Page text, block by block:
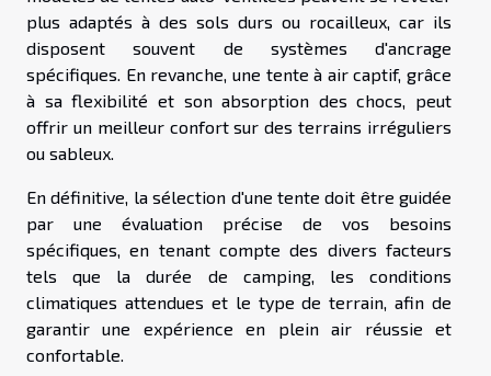
plus adaptés à des sols durs ou rocailleux, car ils
disposent souvent de systèmes d'ancrage
spécifiques. En revanche, une tente à air captif, grâce
à sa flexibilité et son absorption des chocs, peut
offrir un meilleur confort sur des terrains irréguliers
ou sableux.
En définitive, la sélection d'une tente doit être guidée
par une évaluation précise de vos besoins
spécifiques, en tenant compte des divers facteurs
tels que la durée de camping, les conditions
climatiques attendues et le type de terrain, afin de
garantir une expérience en plein air réussie et
confortable.